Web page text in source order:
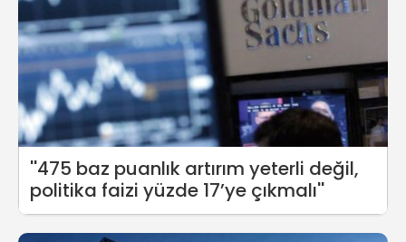
''475 baz puanlık artırım yeterli değil,
politika faizi yüzde 17’ye çıkmalı''